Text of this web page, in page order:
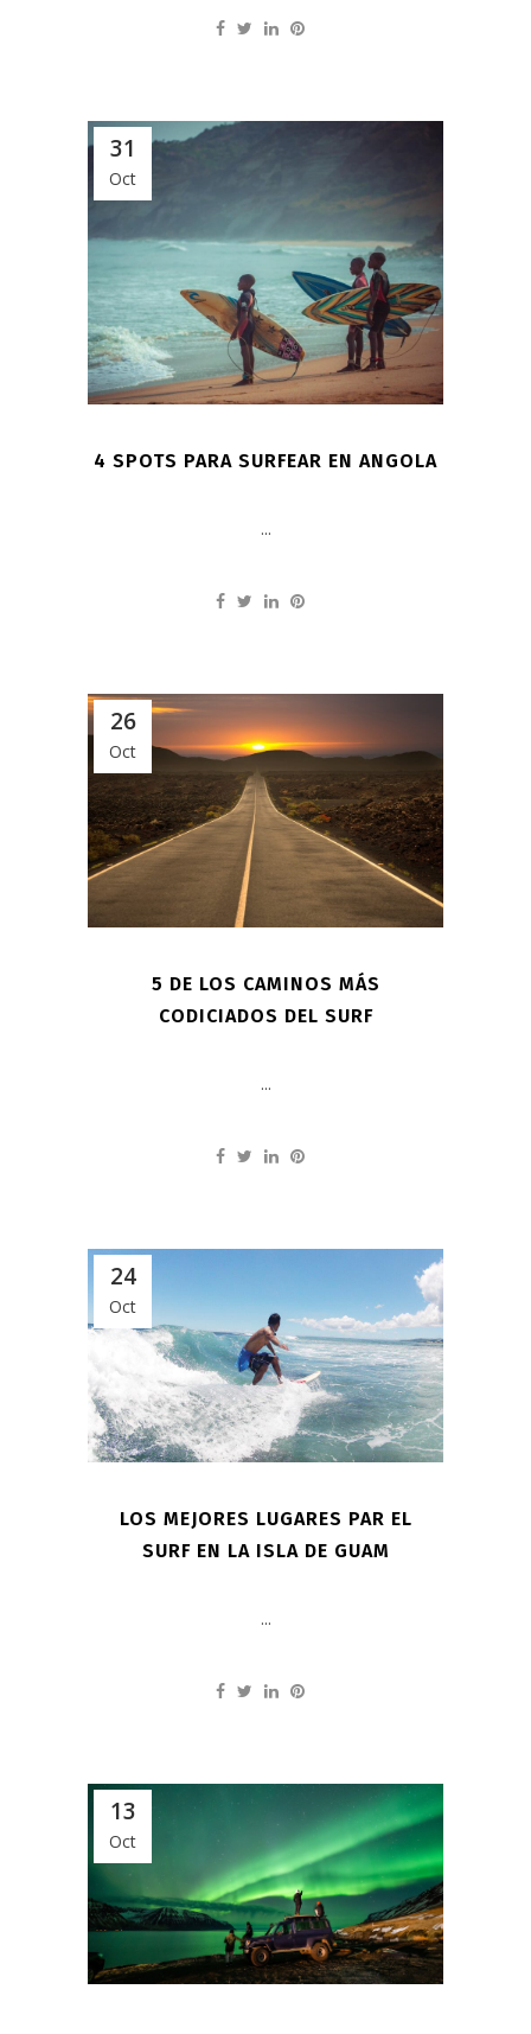
31
Oct
4 SPOTS PARA SURFEAR EN ANGOLA
...
26
Oct
5 DE LOS CAMINOS MÁS
CODICIADOS DEL SURF
...
24
Oct
LOS MEJORES LUGARES PAR EL
SURF EN LA ISLA DE GUAM
...
13
Oct